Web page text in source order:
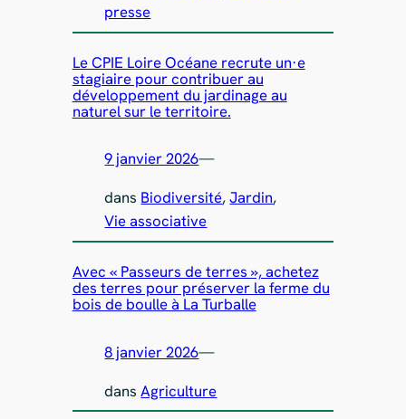
presse
Le CPIE Loire Océane recrute un·e
stagiaire pour contribuer au
développement du jardinage au
naturel sur le territoire.
9 janvier 2026—
dans Biodiversité, Jardin
Vie associative
Avec « Passeurs de terres », achetez
des terres pour préserver la ferme du
bois de boulle à La Turballe
8 janvier 2026—
dansAgriculture